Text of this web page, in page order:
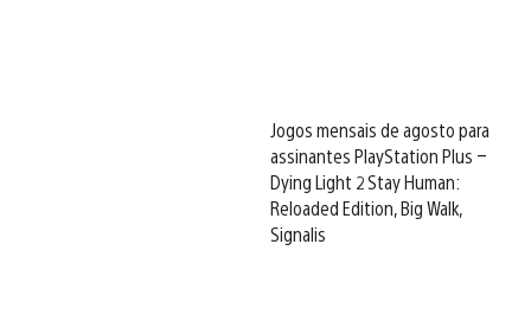
Jogos mensais de agosto para
assinantes PlayStation Plus –
Dying Light 2 Stay Human:
Reloaded Edition, Big Walk,
Signalis